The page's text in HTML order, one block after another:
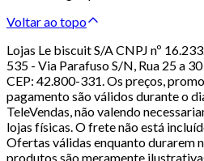
Voltar ao topo
Lojas Le biscuit S/A CNPJ nº
535 - Via Parafuso S/N, Rua 25 a
CEP: 42.800-331. Os preços,
pagamento são válidos durante o
TeleVendas, não valendo
lojas físicas. O frete não está
Ofertas válidas enquanto durarem
produtos são meramente